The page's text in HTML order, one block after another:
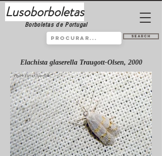
Lusoborboletas
Borboletas de Portugal
Search
Elachista glaserella Traugott-Olsen, 2000